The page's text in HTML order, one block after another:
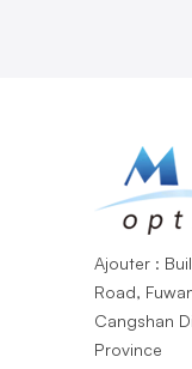
Ajouter :
Road,
Cangshan
Province